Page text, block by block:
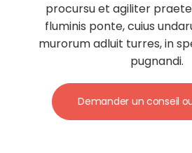
procursu et agiliter
fluminis ponte, cuius
murorum adluit turres, in
pugnandi.
Demander un conseil